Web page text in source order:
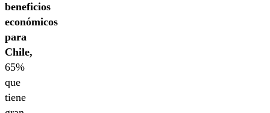
beneficios
económicos
para
Chile,
65%
que
tiene